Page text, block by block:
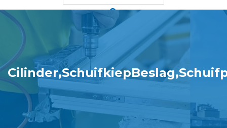
Reparatie
Onderhoud
Merken
Producten